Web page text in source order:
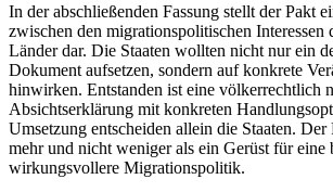
In der abschließenden Fassung stellt der Pakt
zwischen den migrationspolitischen Interessen
Länder dar. Die Staaten wollten nicht nur ein
Dokument aufset­zen, sondern auf konkrete
hinwirken. Entstanden ist eine völkerrechtlich
Absichtserklärung mit konkreten
Umsetzung entscheiden allein die Staaten. Der
mehr und nicht weniger als ein Gerüst für eine
wirkungsvollere Migrationspolitik.